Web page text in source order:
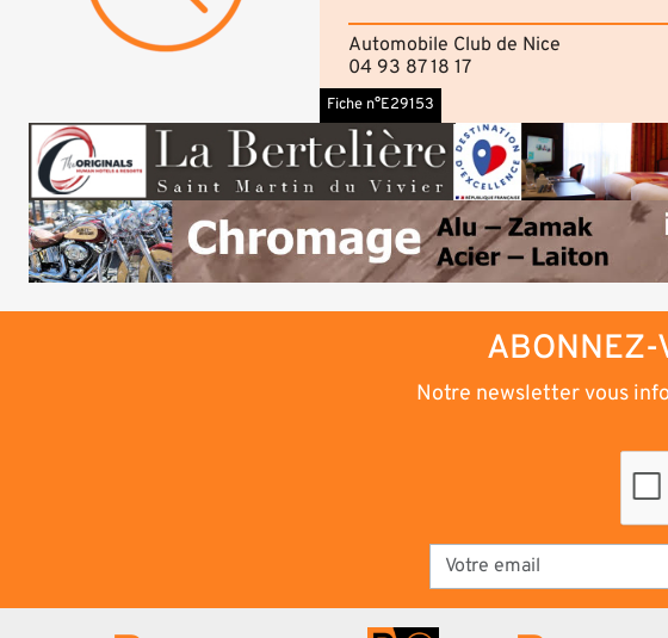
Automobile Club de Nice
04 93 87 18 17
Fiche n°E29153
ABONNEZ-
Notre newsletter vous